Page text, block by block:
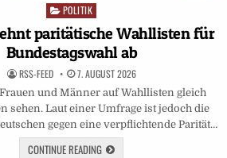
Posted
POLITIK
paritätische Wahllisten für
Bundestagswahl ab
RSS-FEED 7. AUGUST 2026
und Männer auf Wahllisten gleich
sehen. Laut einer Umfrage ist jedoch die
gegen eine verpflichtende Parität…
CONTINUE READING